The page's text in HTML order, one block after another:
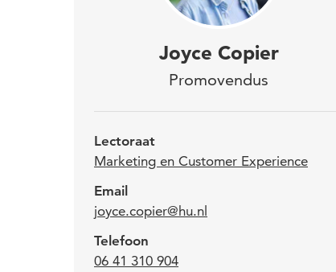
Joyce Copier
Promovendus
Lectoraat
Marketing en Customer Experience
Email
joyce.copier@hu.nl
Telefoon
06 41 310 904